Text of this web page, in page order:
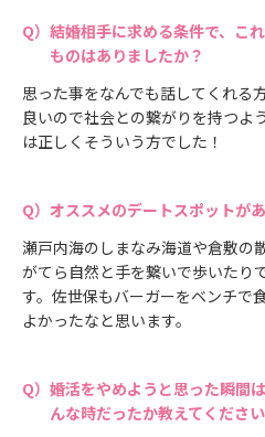
結婚相手に求める条件で、こ
ものはありましたか？
思った事をなんでも話してくれる
良いので社会との繋がりを持つよ
は正しくそういう方でした！
オススメのデートスポットが
瀬戸内海のしまなみ海道や倉敷の
がてら自然と手を繋いで歩いたり
す。佐世保もバーガーをベンチで
よかったなと思います。
婚活をやめようと思った瞬間
んな時だったか教えてください